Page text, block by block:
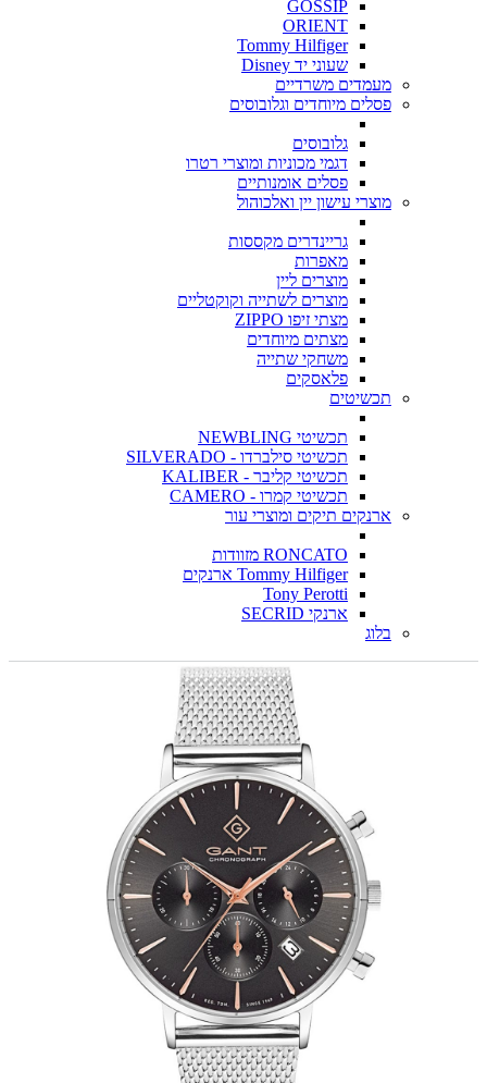
GOSSIP
ORIENT
Tommy Hilfiger
שעוני יד Disney
מעמדים משרדיים
פסלים מיוחדים וגלובוסים
גלובוסים
דגמי מכוניות ומוצרי רטרו
פסלים אומנותיים
מוצרי עישון יין ואלכוהול
גריינדרים מקססות
מאפרות
מוצרים ליין
מוצרים לשתייה וקוקטליים
מצתי זיפו ZIPPO
מצתים מיוחדים
משחקי שתייה
פלאסקים
תכשיטים
תכשיטי NEWBLING
תכשיטי סילברדו - SILVERADO
תכשיטי קליבר - KALIBER
תכשיטי קמרו - CAMERO
ארנקים תיקים ומוצרי עור
RONCATO מזוודות
Tommy Hilfiger ארנקים
Tony Perotti
ארנקי SECRID
בלוג